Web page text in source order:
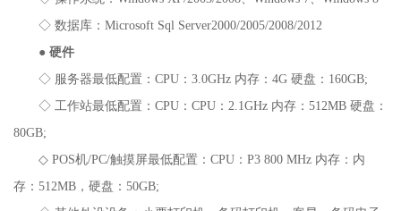
◇ 数据库：Microsoft Sql Server2000/2005/2008/2012
● 硬件
◇ 服务器最低配置：CPU：3.0GHz 内存：4G 硬盘：160GB;
◇ 工作站最低配置：CPU：CPU：2.1GHz 内存：512MB 硬盘：
80GB;
◇ POS机/PC/触摸屏最低配置：CPU：P3 800 MHz 内存：内
存：512MB，硬盘：50GB;